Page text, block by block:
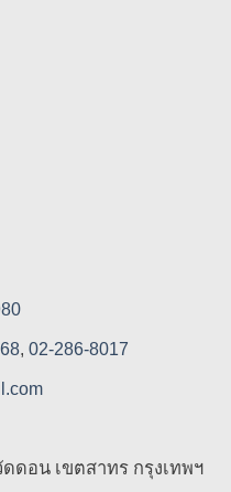
,02-286-8017
ดอน เขตสาทร กรุงเทพฯ